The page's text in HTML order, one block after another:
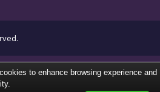
to enhance browsing experience and